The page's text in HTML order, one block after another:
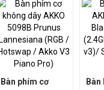
Bàn phím cơ